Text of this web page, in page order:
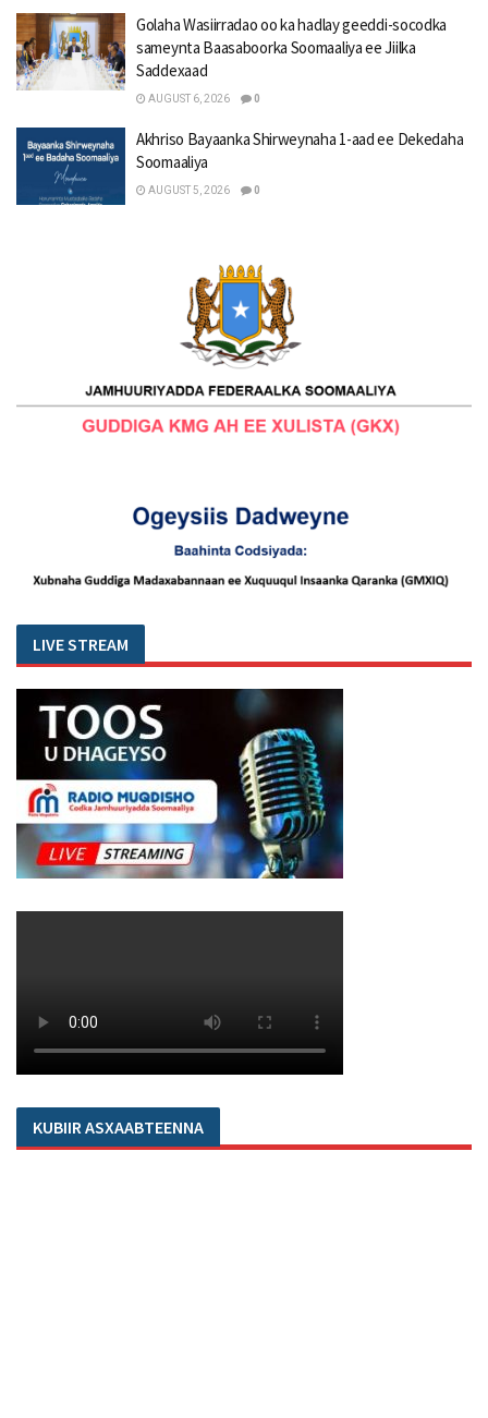
Golaha Wasiirradao oo ka hadlay geeddi-socodka
sameynta Baasaboorka Soomaaliya ee Jiilka
Saddexaad
AUGUST 6, 2026 0
Akhriso Bayaanka Shirweynaha 1-aad ee Dekedaha
Soomaaliya
AUGUST 5, 2026 0
LIVE STREAM
KUBIIR ASXAABTEENNA